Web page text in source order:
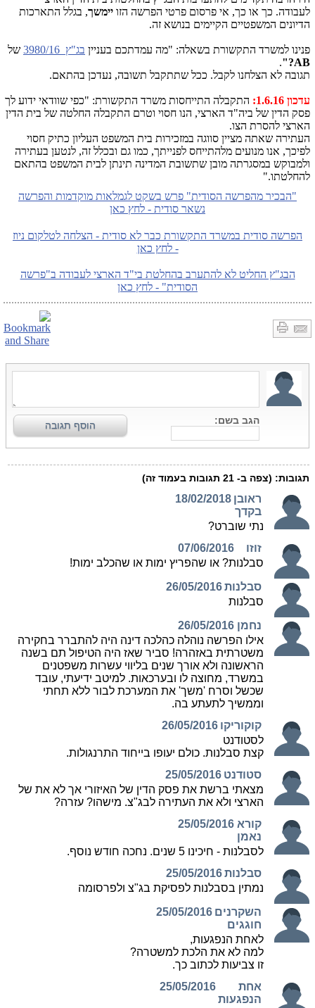
לעבודה. כך או כך, אי פרסום פרטי הפרשה הזו יימשך, בגלל התארכות
הדיונים המשפטיים הקיימים בנושא זה.
פנינו למשרד התקשורת בשאלה: "מה עמדתכם בעניין בג"ץ 3980/16 של
AB?"
.
תגובה לא הצלחנו לקבל. ככל שתתקבל תשובה, נעדכן בהתאם.
עדכון 1.6.16:
התקבלה התייחסות משרד התקשורת: "כפי שוודאי ידוע לך
פסק הדין של ביה"ד הארצי, הנו חסוי וטרם התקבלה החלטה של בית הדין
הארצי להסרת הצו.
העתירה שאתה מציין סווגה במזכירות בית המשפט העליון כתיק חסוי
לפיכך, אנו מנועים מלהתייחס לפנייתך, כמו גם ובכלל זה, לנטען בעתירה
ולמבוקש במסגרתה מובן שתשובת המדינה תינתן לבית המשפט בהתאם
להחלטתו."
"הבכיר מהפרשה הסודית" פרש בשקט לגמלאות מוקדמות והפרשה
נשאר סודית - לחץ כאן
הפרשה סודית במשרד התקשורת כבר לא סודית - הצלחה לטלקום ניוז
- לחץ כאן
הבג"ץ החליט לא להתערב בהחלטת בי"ד הארצי לעבודה ב"פרשה
הסודית" - לחץ כאן